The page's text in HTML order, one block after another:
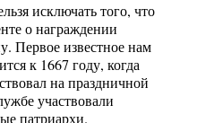
исключать того, что
о награждении
Первое известное нам
к 1667 году, когда
на праздничной
участвовали
патриархи.